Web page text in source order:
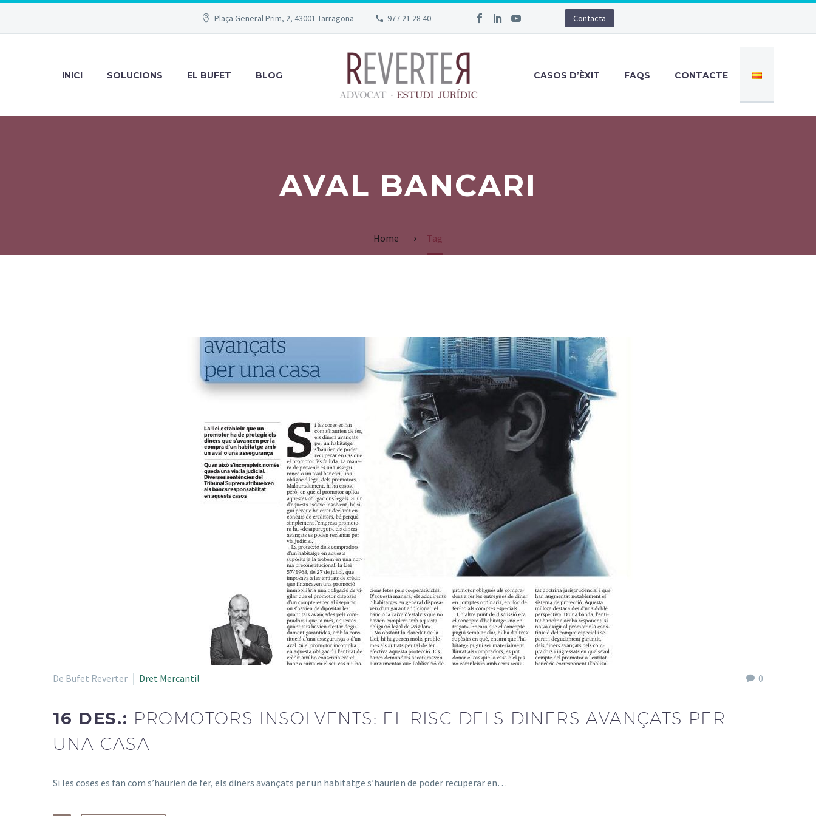
Plaça General Prim, 2, 43001 Tarragona 977 21 28 40 Contacta
INICI SOLUCIONS EL BUFET BLOG CASOS D’ÈXIT FAQS CONTACTE
AVAL BANCARI
Home Tag
0
De Bufet Reverter Dret Mercantil
16 DES.: PROMOTORS INSOLVENTS: EL RISC DELS DINERS AVANÇATS PER
UNA CASA
Si les coses es fan com s’haurien de fer, els diners avançats per un habitatge s’haurien de poder recuperar en…